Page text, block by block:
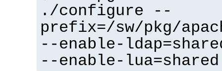
./configure --
prefix=/sw/pkg/
--enable-
--enable-lua=shared